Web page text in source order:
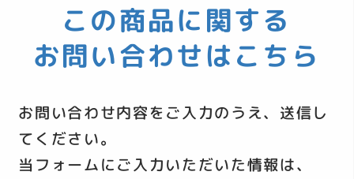
この商品に関する
お問い合わせはこちら
お問い合わせ内容をご入力のうえ、送信し
てください。
当フォームにご入力いただいた情報は、